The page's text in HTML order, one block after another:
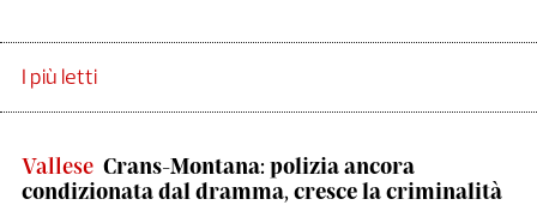
I più letti
Vallese Crans-Montana: polizia ancora
condizionata dal dramma, cresce la criminalità